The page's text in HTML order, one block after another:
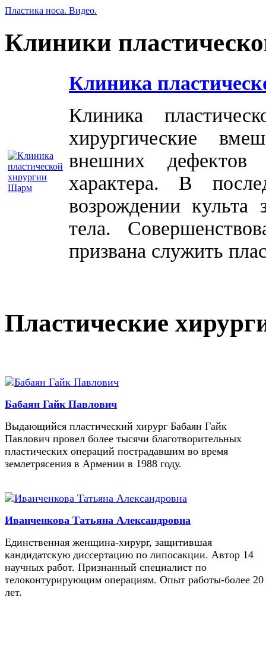
Пластика носа. Видео.
Клиники
Клиника
Клиника
хирургические
внешних дефектов
характера. В
возрождении культа
тела.
призвана служить
Пластические
Бабаян Гайк Павлович
Выдающийся пластический хирург Бабаян Гайк
Павлович провел более тысячи благотворительных
пластических операций пострадавшим во время
землетрясения в Армении в 1988 году.
Иванченкова Татьяна Александровна
Единственная женщина-хирург, защитившая
кандидатскую диссертацию по липосакции. Автор 14
научных работ. Признанный специалист по
телоконтурирующим операциям. Опыт работы-более 20
лет.